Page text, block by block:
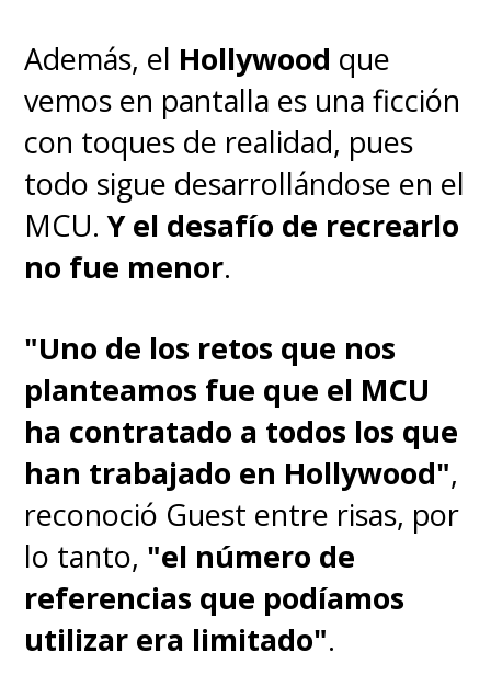
Además, el Hollywood que
vemos en pantalla es una ficción
con toques de realidad, pues
todo sigue desarrollándose en el
MCU.Y el desafío de recrearlo
no fue menor.
"Uno de los retos que nos
planteamos fue que el MCU
ha contratado a todos los que
han trabajado en Hollywood",
reconoció Guest entre risas, por
lo tanto, "el número de
referencias que podíamos
utilizar era limitado".